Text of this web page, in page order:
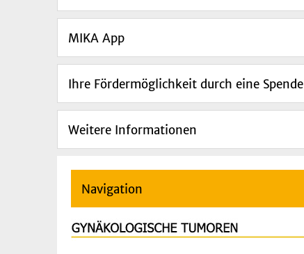
MIKA App
Ihre Fördermöglichkeit durch eine Spende
Weitere Informationen
Navigation